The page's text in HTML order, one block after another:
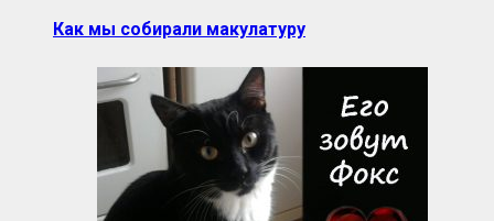
Как мы собирали макулатуру